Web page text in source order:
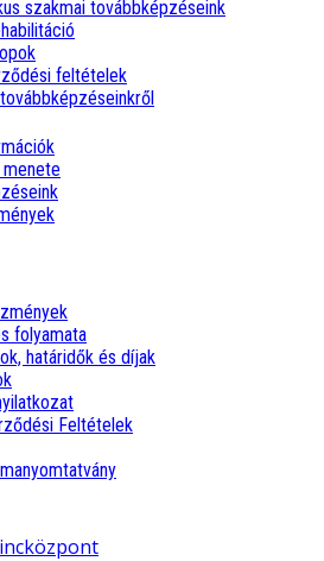
szakmai továbbképzéseink
feltételek
folyamata
határidők és díjak
Feltételek